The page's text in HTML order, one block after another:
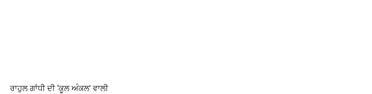
ਰਾਹੁਲ ਗਾਂਧੀ ਦੀ ‘ਕੂਲ ਅੰਕਲ’ ਵਾਲੀ